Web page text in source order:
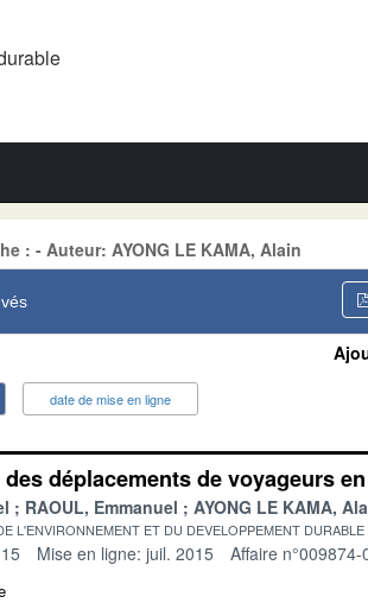
: - Auteur: AYONG LE KAMA, Alain
date de mise en ligne
déplacements de voyageurs
RAOUL, Emmanuel AYONG LE KAMA,
L'ENVIRONNEMENT ET DU DEVELOPPEMENT
Mise en ligne: juil. 2015 Affaire n°009874-